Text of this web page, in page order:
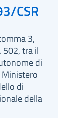
CSR
3,
502, tra il
di
Ministero
di
della